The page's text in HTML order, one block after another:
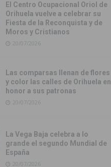
El Centro Ocupacional Oriol de
Orihuela vuelve a celebrar su
Fiesta de la Reconquista y de
Moros y Cristianos
20/07/2026
Las comparsas llenan de flores
y color las calles de Orihuela en
honor a sus patronas
20/07/2026
La Vega Baja celebra a lo
grande el segundo Mundial de
España
20/07/2026